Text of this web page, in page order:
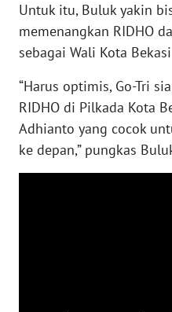
Untuk itu, Buluk yakin
memenangkan RIDHO
sebagai Wali Kota
“Harus optimis, Go-Tri
RIDHO di Pilkada Kota
Adhianto yang cocok
ke depan,” pungkas
SULTENG
WN
WN
BABEL